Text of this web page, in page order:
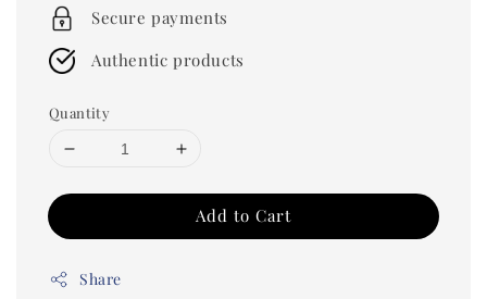
Secure payments
Authentic products
Quantity
Add to Cart
Share